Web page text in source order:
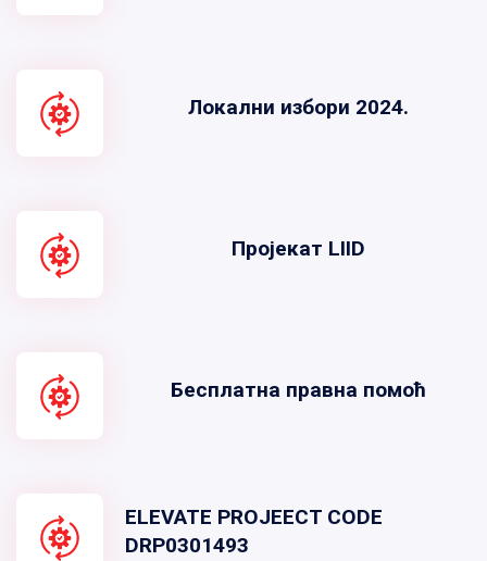
Локални избори 2024.
Пројекат LIID
Бесплатна правна помоћ
ELEVATE PROJEECT CODE
DRP0301493